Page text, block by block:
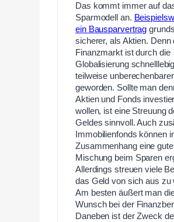
Das kommt immer auf
Sparmodell an.
ein Bausparvertrag
sicherer, als Aktien. Denn
Finanzmarkt ist durch die
Globalisierung
teilweise unberechenbarer
geworden. Sollte man
Aktien und Fonds
wollen, ist eine Streuung
Geldes sinnvoll. Auch
Immobilienfonds können
Zusammenhang eine gute
Mischung beim Sparen
Allerdings streuen viele
das Geld von sich aus zu
Am besten äußert man
Wunsch bei der
Daneben ist der Zweck